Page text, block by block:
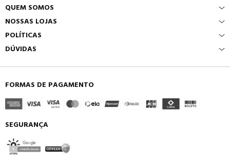
QUEM SOMOS
NOSSAS LOJAS
POLÍTICAS
DÚVIDAS
FORMAS DE PAGAMENTO
SEGURANÇA